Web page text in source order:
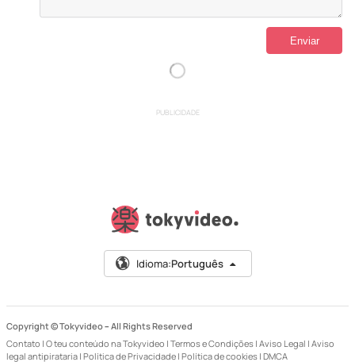
PUBLICIDADE
Idioma:Português
Copyright © Tokyvideo – All Rights Reserved
Contato | O teu conteúdo na Tokyvideo | Termos e Condições | Aviso Legal | Aviso
legal antipirataria | Política de Privacidade | Política de cookies | DMCA